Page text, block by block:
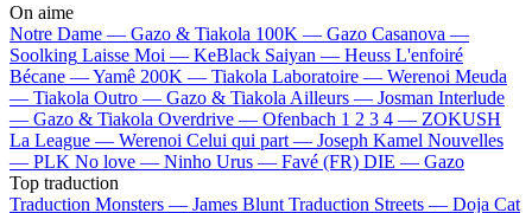
On aime
Notre Dame — Gazo & Tiakola 100K — Gazo Casanova —
Soolking Laisse Moi — KeBlack Saiyan — Heuss L'enfoiré
Bécane —Yamê 200K — Tiakola Laboratoire — Werenoi Meuda
— Tiakola Outro — Gazo & Tiakola Ailleurs — Josman Interlude
— Gazo & Tiakola Overdrive — Ofenbach 1 2 3 4 — ZOKUSH
La League — Werenoi Celui qui part — Joseph Kamel Nouvelles
— PLK No love — Ninho Urus — Favé (FR) DIE — Gazo
Top traduction
Traduction Monsters — James Blunt Traduction Streets — Doja Cat